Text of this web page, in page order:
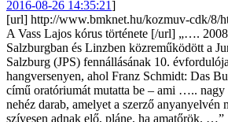
2016-08-26 14:35:21]
[url] http://www.bmknet.hu/kozmuv-cdk/8/
A Vass Lajos kórus története [/url] „….
Salzburgban és Linzben közreműködött a
Salzburg (JPS) fennállásának 10.
hangversenyen, ahol Franz Schmidt: Das
című oratóriumát mutatta be – ami ….. nagy
nehéz darab, amelyet a szerző anyanyelvén
szívesen adnak elő, pláne, ha amatőrök. …”